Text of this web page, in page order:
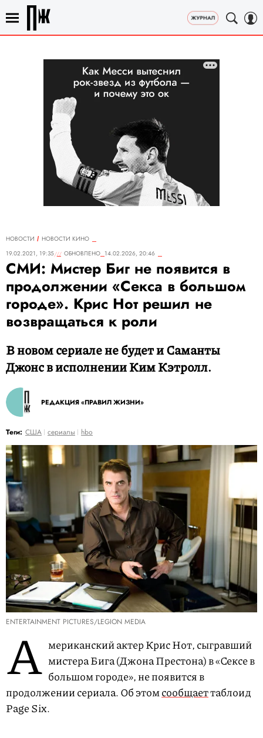
НОВОСТИ
НОВОСТИ КИНО
19.02.2021, 19:35
ОБНОВЛЕНО 14.02.2026, 20:46
СМИ: Мистер Биг не появится в
продолжении «Секса в большом
городе». Крис Нот решил не
возвращаться к роли
В новом сериале не будет и Саманты
Джонс в исполнении Ким Кэтролл.
РЕДАКЦИЯ «ПРАВИЛ ЖИЗНИ»
Теги: США сериалы hbo
ENTERTAINMENT PICTURES/LEGION MEDIA
А мериканский актер Крис Нот, сыгравший
мистера Бига (Джона Престона) в «Сексе в
большом городе», не появится в
продолжении сериала. Об этомсообщаеттаблоид
Page Six.